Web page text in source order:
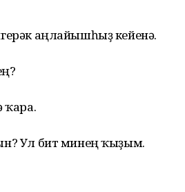
аңлайышһыҙ кейенә.
ҡара.
Ул бит минең ҡыҙым.